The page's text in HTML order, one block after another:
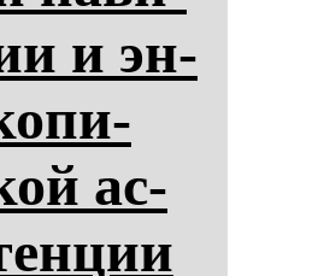
и эн­
ас­